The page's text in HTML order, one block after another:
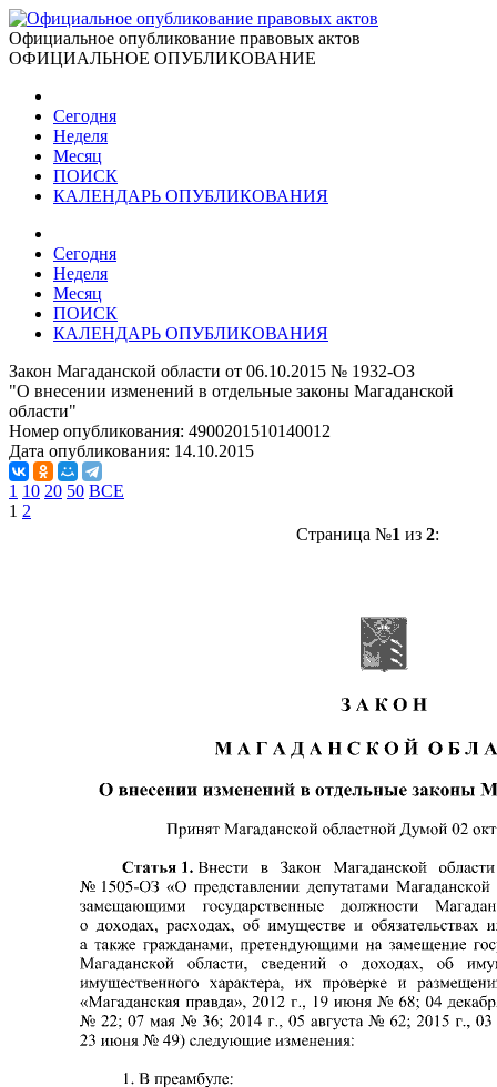
Официальное опубликование правовых актов
ОФИЦИАЛЬНОЕ ОПУБЛИКОВАНИЕ
Сегодня
Неделя
Месяц
ПОИСК
КАЛЕНДАРЬ ОПУБЛИКОВАНИЯ
Сегодня
Неделя
Месяц
ПОИСК
КАЛЕНДАРЬ ОПУБЛИКОВАНИЯ
Закон Магаданской области от 06.10.2015 № 1932-ОЗ
"О внесении изменений в отдельные законы Магаданской
области"
Номер опубликования: 4900201510140012
Дата опубликования: 14.10.2015
1 10 20 50 ВСЕ
1 2
Страница №1 из 2: